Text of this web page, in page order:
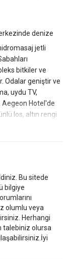
denize
jetli
bitkiler ve
Odalar geniştir ve
uydu TV,
Aegeon Hotel'de
Ios, altın rengi
çeken, ünlü
Bu sitede
bilgiye
olumlu veya
Herhangi
talebiniz olursa